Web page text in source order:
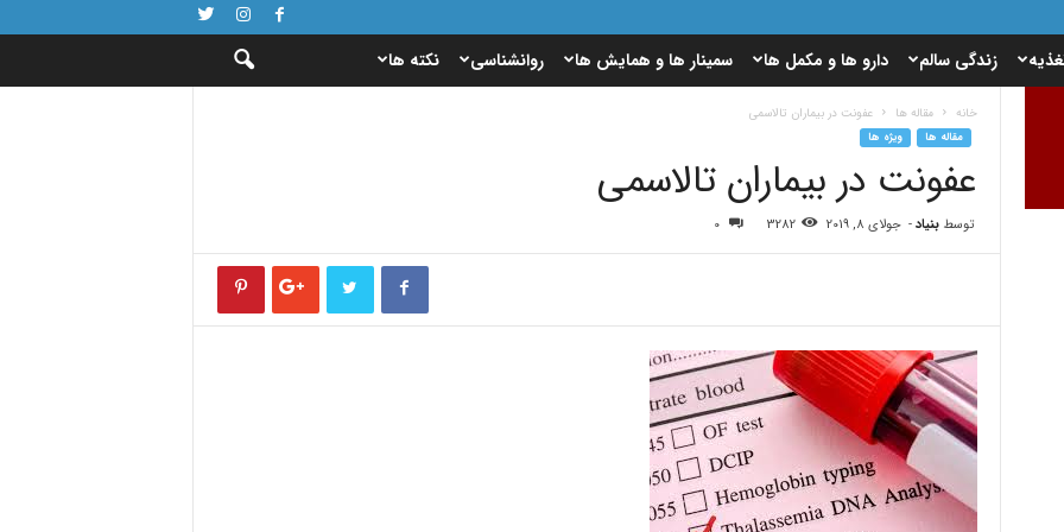
زندگی سالم دارو ها و مکمل ها سمینار ها و همایش ها روانشناسی نکته ها
خانه مقاله ها عفونت در بیماران تالاسمی
مقاله ها ویژه ها
عفونت در بیماران تالاسمی
توسط بنیاد- جولای 8, 2019 3282
0